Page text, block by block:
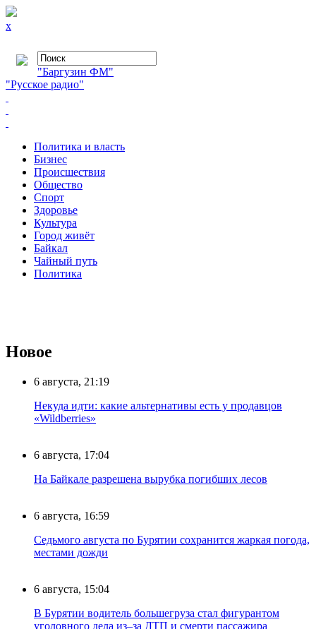
x
"Баргузин ФМ"
"Русское радио"
Политика и власть
Бизнес
Происшествия
Общество
Cпорт
Здоровье
Культура
Город живёт
Байкал
Чайный путь
Политика
Новое
6 августа, 21:19
Некуда идти: какие альтернативы есть у продавцов
«Wildberries»
6 августа, 17:04
На Байкале разрешена вырубка погибших лесов
6 августа, 16:59
Седьмого августа по Бурятии сохранится жаркая погода,
местами дожди
6 августа, 15:04
В Бурятии водитель большегруза стал фигурантом
уголовного дела из–за ДТП и смерти пассажира